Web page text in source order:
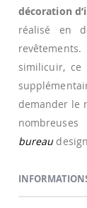
décoration
réalisé en
similicuir, ce
demander le
bureau